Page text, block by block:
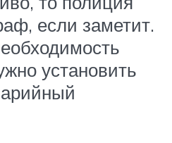
если заметит.
установить